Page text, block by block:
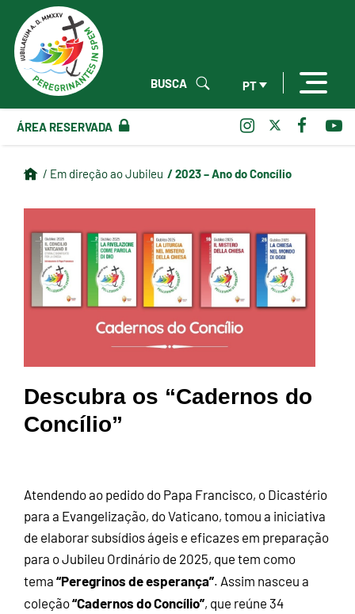
PT
BUSCA
ÁREA RESERVADA
/ Em direção ao Jubileu / 2023 – Ano do Concílio
Descubra os “Cadernos do
Concílio”
Atendendo ao pedido do Papa Francisco, o Dicastério
para a Evangelização, do Vaticano, tomou a iniciativa
de elaborar subsídios ágeis e eficazes em preparação
para o Jubileu Ordinário de 2025, que tem como
tema“Peregrinos de esperança”. Assim nasceu a
coleção“Cadernos do Concílio”, que reúne 34